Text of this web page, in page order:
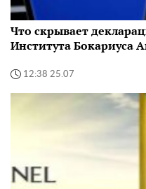
Что скрывает
Института Бокариуса
12:38 25.07